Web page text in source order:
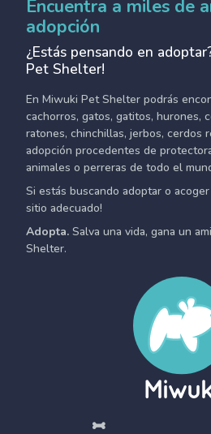
Encuentra a miles de
adopción
¿Estás pensando en
Pet Shelter!
En Miwuki Pet Shelter podrás
cachorros, gatos, gatitos, hurones,
ratones, chinchillas, jerbos, cerdos
adopción procedentes de
animales o perreras de todo el
Si estás buscando adoptar o
sitio adecuado!
Adopta. Salva una vida, gana un
Shelter.